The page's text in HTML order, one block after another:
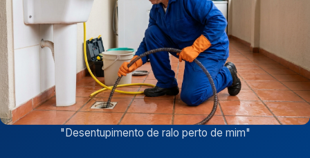
"Desentupimento de ralo perto de mim"